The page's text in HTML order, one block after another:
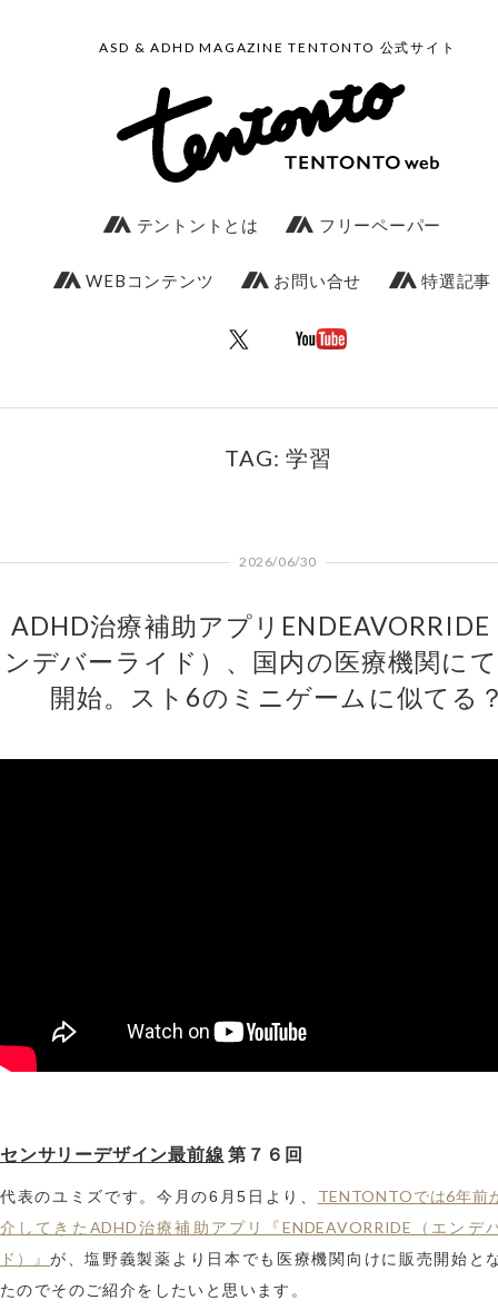
ASD & ADHD MAGAZINE TENTONTO 公式サイト
テントントとは フリーペーパー
WEBコンテンツ お問い合せ 特選記事
TAG: 学習
2026/06/30
ADHD治療補助アプリENDEAVORRIDE
ンデバーライド）、国内の医療機関に
開始。スト6のミニゲームに似てる
センサリーデザイン最前線 第７６回
代表のユミズです。今月の6月5日より、 TENTONTOでは6年前
介してきたADHD治療補助アプリ『ENDEAVORRIDE（エンデ
ド）』 が、塩野義製薬より日本でも医療機関向けに販売開始と
たのでそのご紹介をしたいと思います。